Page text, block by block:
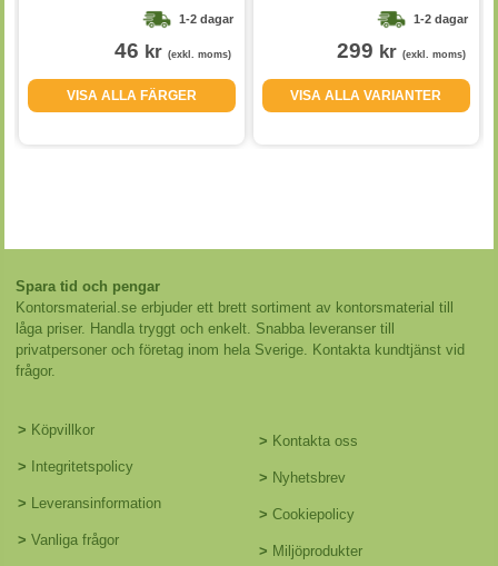
1-2 dagar
46 kr (exkl. moms)
VISA ALLA FÄRGER
1-2 dagar
299 kr (exkl. moms)
VISA ALLA VARIANTER
Spara tid och pengar
Kontorsmaterial.se erbjuder ett brett sortiment av kontorsmaterial till
låga priser. Handla tryggt och enkelt. Snabba leveranser till
privatpersoner och företag inom hela Sverige. Kontakta kundtjänst vid
frågor.
> Köpvillkor
> Integritetspolicy
> Leveransinformation
> Vanliga frågor
> Kontakta oss
> Nyhetsbrev
> Cookiepolicy
> Miljöprodukter